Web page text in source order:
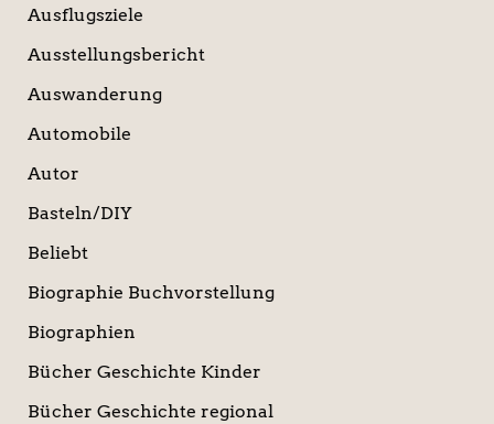
Ausflugsziele
Ausstellungsbericht
Auswanderung
Automobile
Autor
Basteln/DIY
Beliebt
Biographie Buchvorstellung
Biographien
Bücher Geschichte Kinder
Bücher Geschichte regional